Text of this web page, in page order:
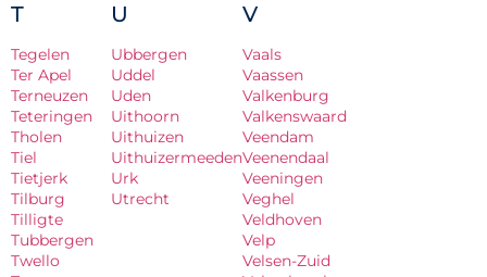
T
Tegelen
Ter Apel
Terneuzen
Teteringen
Tholen
Tiel
Tietjerk
Tilburg
Tilligte
Tubbergen
Twello
U
Ubbergen
Uddel
Uden
Uithoorn
Uithuizen
Uithuizermeeden
Urk
Utrecht
V
Vaals
Vaassen
Valkenburg
Valkenswaard
Veendam
Veenendaal
Veeningen
Veghel
Veldhoven
Velp
Velsen-Zuid